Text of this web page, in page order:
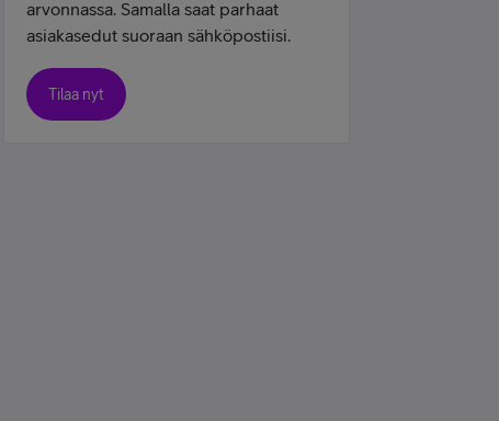
arvonnassa. Samalla saat parhaat
asiakasedut suoraan sähköpostiisi.
Tilaa nyt